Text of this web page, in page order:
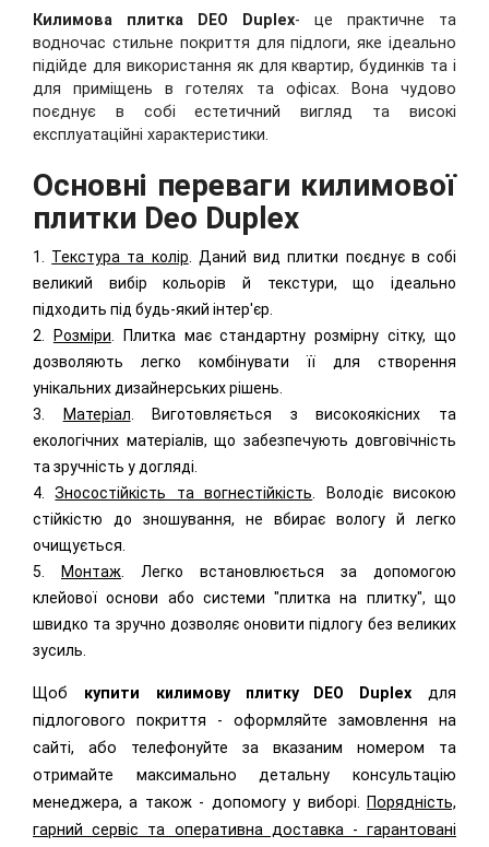
Килимова плитка DEO Duplex- це практичне та
водночас стильне покриття для підлоги, яке ідеально
підійде для використання як для квартир, будинків та і
для приміщень в готелях та офісах. Вона чудово
поєднує в собі естетичний вигляд та високі
експлуатаційні характеристики.
Основні переваги килимової
плитки Deo Duplex
1. Текстура та колір . Даний вид плитки поєднує в собі
великий вибір кольорів й текстури, що ідеально
підходить під будь-який інтер'єр.
2.
Розміри . Плитка має стандартну розмірну сітку, що
дозволяють легко комбінувати її для створення
унікальних дизайнерських рішень.
3.
Матеріал . Виготовляється з високоякісних та
екологічних матеріалів, що забезпечують довговічність
та зручність у догляді.
4.Зносостійкість та вогнестійкість . Володіє високою
стійкістю до зношування, не вбирає вологу й легко
очищується.
5.
Монтаж . Легко встановлюється за допомогою
клейової основи або системи "плитка на плитку", що
швидко та зручно дозволяє оновити підлогу без великих
зусиль.
Щоб купити килимову плитку DEO Duplex для
підлогового покриття - оформляйте замовлення на
сайті, або телефонуйте за вказаним номером та
отримайте максимально детальну консультацію
менеджера, а також - допомогу у виборі. Порядність,
гарний сервіс та оперативна доставка - гарантовані